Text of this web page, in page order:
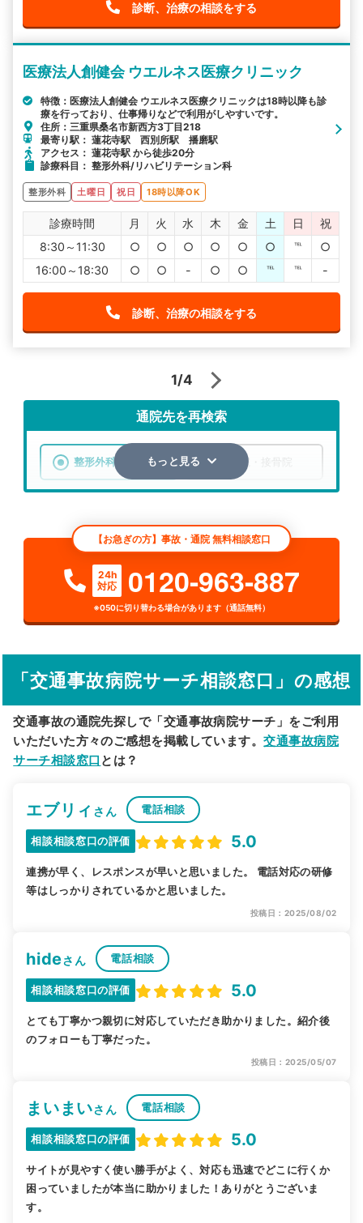
診断、治療の相談をする
医療法人創健会 ウエルネス医療クリニック
特徴：医療法人創健会 ウエルネス医療クリニックは18時以降も診
療を行っており、仕事帰りなどで利用がしやすいです。
住所：三重県桑名市新西方3丁目218
最寄り駅： 蓮花寺駅 西別所駅 播磨駅
アクセス： 蓮花寺駅 から徒歩20分
診療科目： 整形外科/リハビリテーション科
整形外科 土曜日 祝日 18時以降OK
診療時間 月 火 水 木 金 土 日
祝
8:30～11:30
○ ○ ○ ○ ○ ○ ℡
○
16:00～18:30
○ ○ - ○ ○ ℡ ℡ -
診断、治療の相談をする
1/4
通院先を再検索
整形外科 整骨院・接骨院
検索する
詳細条件で絞り込む
その他の検索方法
駅から探す 院名から探す
もっと見る
【お急ぎの方】事故・通院 無料相談窓口
24h
対応
0120-963-887
※050に切り替わる場合があります（通話無料）
「交通事故病院サーチ相談窓口」の感想
交通事故の通院先探しで「交通事故病院サーチ」をご利用
いただいた方々のご感想を掲載しています。交通事故病院
サーチ相談窓口 とは？
エブリィ さん 電話相談
相談相談窓口の評価 5.0
連携が早く、レスポンスが早いと思いました。 電話対応の研修
等はしっかりされているかと思いました。
投稿日：2025/08/02
hideさん 電話相談
相談相談窓口の評価 5.0
とても丁寧かつ親切に対応していただき助かりました。紹介後
のフォローも丁寧だった。
投稿日：2025/05/07
まいまいさん 電話相談
相談相談窓口の評価 5.0
サイトが見やすく使い勝手がよく、対応も迅速でどこに行くか
困っていましたが本当に助かりました！ありがとうございま
す。